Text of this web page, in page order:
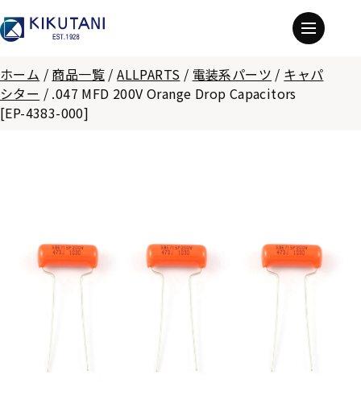
ホーム / 商品一覧 /ALLPARTS / 電装系パーツ / キャパ
シター / .047 MFD 200V Orange Drop Capacitors
[EP-4383-000]